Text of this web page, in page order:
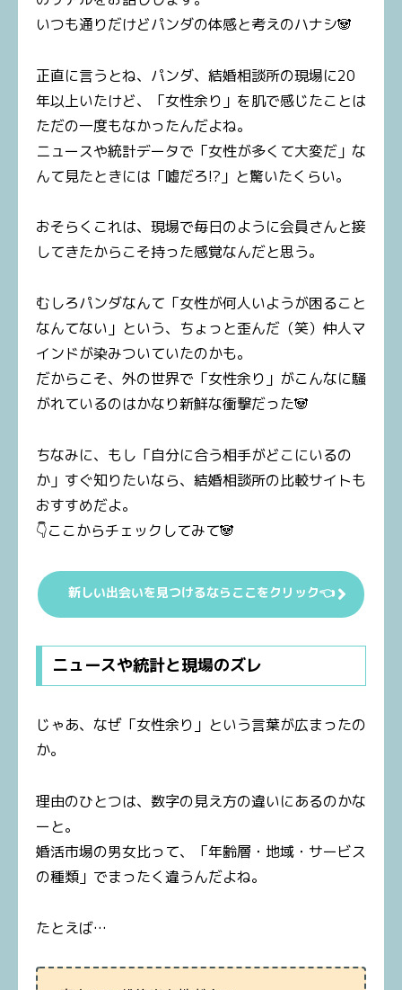
いつも通りだけどパンダの体感と考えのハナシ🐼
正直に言うとね、パンダ、結婚相談所の現場に20
年以上いたけど、「女性余り」を肌で感じたことは
ただの一度もなかったんだよね。
ニュースや統計データで「女性が多くて大変だ」な
んて見たときには「嘘だろ!?」と驚いたくらい。
おそらくこれは、現場で毎日のように会員さんと接
してきたからこそ持った感覚なんだと思う。
むしろパンダなんて「女性が何人いようが困ること
なんてない」という、ちょっと歪んだ（笑）仲人マ
インドが染みついていたのかも。
だからこそ、外の世界で「女性余り」がこんなに騒
がれているのはかなり新鮮な衝撃だった🐼
ちなみに、もし「自分に合う相手がどこにいるの
か」すぐ知りたいなら、結婚相談所の比較サイトも
おすすめだよ。
👇ここからチェックしてみて🐼
新しい出会いを見つけるならここをクリック👈
ニュースや統計と現場のズレ
じゃあ、なぜ「女性余り」という言葉が広まったの
か。
理由のひとつは、数字の見え方の違いにあるのかな
ーと。
婚活市場の男女比って、「年齢層・地域・サービス
の種類」でまったく違うんだよね。
たとえば…